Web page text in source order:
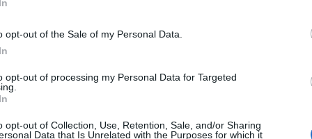
opt-out of the Sale of my Personal Data.
opt-out of processing my Personal Data for Targeted
opt-out of Collection, Use, Retention, Sale, and/or Sharing
Data that Is Unrelated with the Purposes for which it
του ΟΑΚ
δια στόματος του Δημάρχου
προέδρου της
ανάμεσα στη Λότζια και στον
με την οποία θα χτιστεί η
του… κραχ μεσομακροπρόθεσμα
αγαθό εντός των προσεχών ετών.